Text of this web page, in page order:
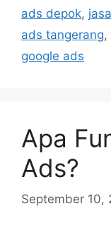
ads depok,
ads tangerang,
google ads
Apa
Ads?
September 10,